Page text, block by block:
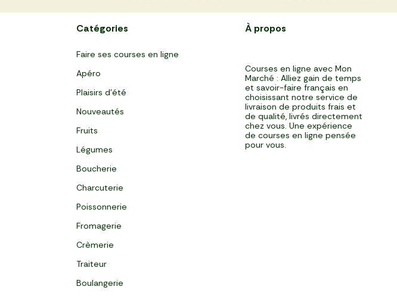
Catégories
Faire ses courses en ligne
Apéro
Plaisirs d'été
Nouveautés
Fruits
Légumes
Boucherie
Charcuterie
Poissonnerie
Fromagerie
Crèmerie
Traiteur
Boulangerie
À propos
Courses en ligne avec Mon
Marché : Alliez gain de temps
et savoir-faire français en
choisissant notre service de
livraison de produits frais et
de qualité, livrés directement
chez vous. Une expérience
de courses en ligne pensée
pour vous.